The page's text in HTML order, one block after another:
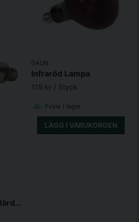
Värmelampa med Härdat Glas Röd
GAUN
Infraröd Lampa
119 kr / Styck
Finns i lager
LÄGG I VARUKORGEN